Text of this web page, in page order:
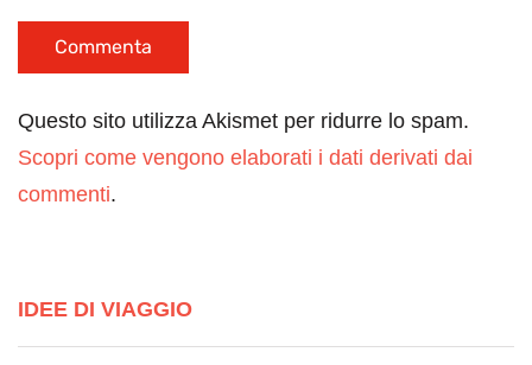
Questo sito utilizza Akismet per ridurre lo spam.
Scopri come vengono elaborati i dati derivati dai
commenti.
IDEE DI VIAGGIO